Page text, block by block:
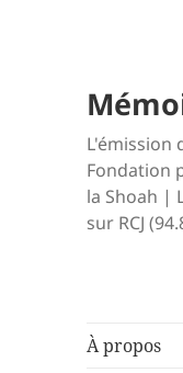
L'émission
Fondation
la Shoah |
sur RCJ
À propos